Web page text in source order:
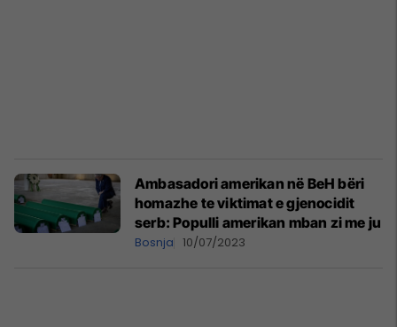
Ambasadori amerikan në BeH bëri
homazhe te viktimat e gjenocidit
serb: Populli amerikan mban zi me ju
Bosnja 10/07/2023